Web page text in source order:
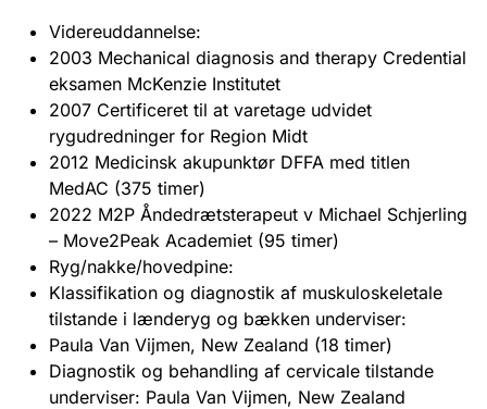
Videreuddannelse:
2003 Mechanical diagnosis and therapy Credential
eksamen McKenzie Institutet
2007 Certificeret til at varetage udvidet
rygudredninger for Region Midt
2012 Medicinsk akupunktør DFFA med titlen
MedAC (375 timer)
2022 M2P Åndedrætsterapeut v Michael Schjerling
– Move2Peak Academiet (95 timer)
Ryg/nakke/hovedpine:
Klassifikation og diagnostik af muskuloskeletale
tilstande i lænderyg og bækken underviser:
Paula Van Vijmen, New Zealand (18 timer)
Diagnostik og behandling af cervicale tilstande
underviser: Paula Van Vijmen, New Zealand